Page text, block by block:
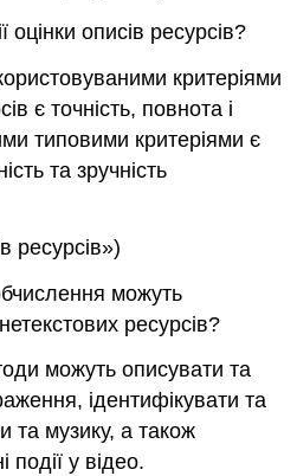
оцінки описів ресурсів?
критеріями
є точність, повнота і
типовими критеріями є
та зручність
ресурсів»)
можуть
ресурсів?
можуть описувати та
ідентифікувати та
та музику, а також
у відео.